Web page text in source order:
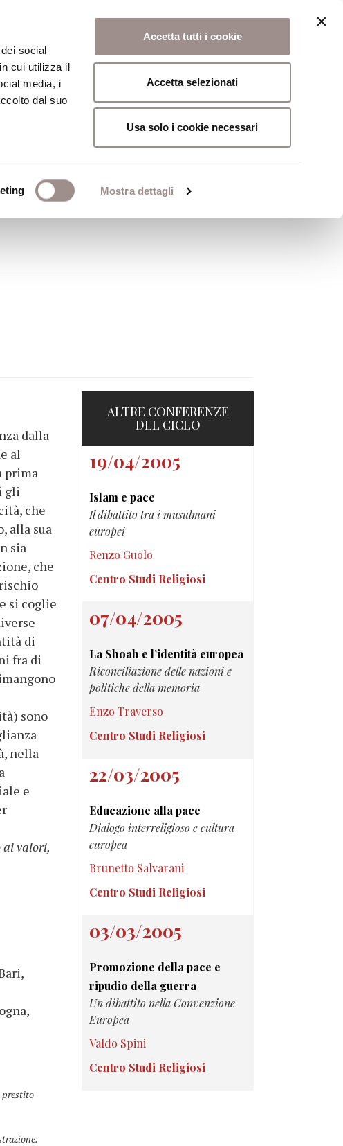
social
cui utilizza il
media, i
dal suo
Mostra dettagli
Accetta tutti i cookie
Accetta selezionati
Usa solo i cookie necessari
Scuola Alti Studi
dell'Unione
dalla
al
prima
gli
che
alla sua
sia
che
si coglie
di
fra di
sono
nella
e
ai valori,
prestito
ALTRE CONFERENZE
DEL CICLO
19/04/2005
Islam e pace
Il dibattito tra i musulmani
europei
Renzo Guolo
Centro Studi Religiosi
07/04/2005
La Shoah e l’identità europea
Riconciliazione delle nazioni e
politiche della memoria
Enzo Traverso
Centro Studi Religiosi
22/03/2005
Educazione alla pace
Dialogo interreligioso e cultura
europea
Brunetto Salvarani
Centro Studi Religiosi
03/03/2005
Promozione della pace e
ripudio della guerra
Un dibattito nella Convenzione
Europea
Valdo Spini
Centro Studi Religiosi